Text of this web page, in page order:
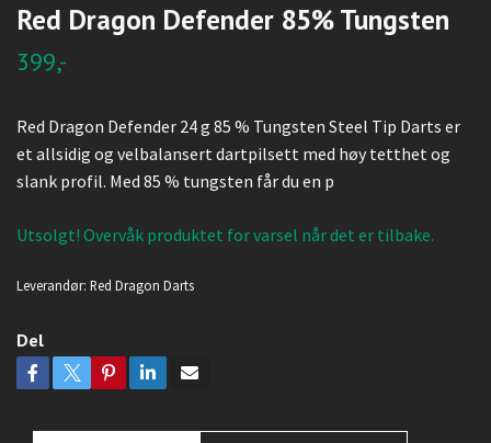
Red Dragon Defender 85% Tungsten
399,-
Red Dragon Defender 24 g 85 % Tungsten Steel Tip Darts er
et allsidig og velbalansert dartpilsett med høy tetthet og
slank profil. Med 85 % tungsten får du en p
Utsolgt! Overvåk produktet for varsel når det er tilbake.
Leverandør: Red Dragon Darts
Del